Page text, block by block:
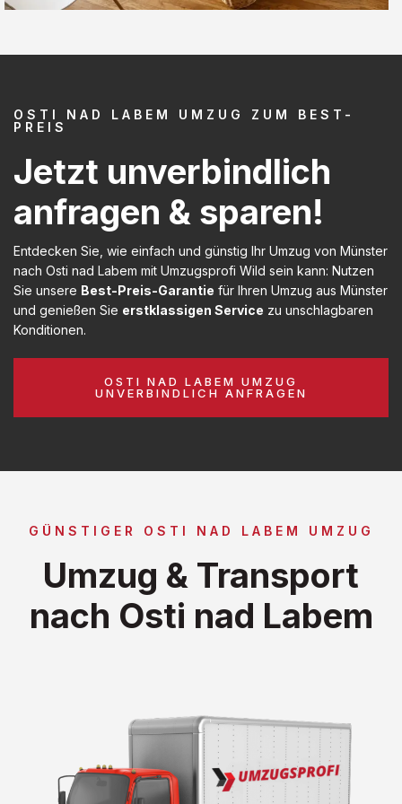
OSTI NAD LABEM UMZUG ZUM BEST-
PREIS
Jetzt unverbindlich
anfragen & sparen!
Entdecken Sie, wie einfach und günstig Ihr Umzug von Münster
nach Osti nad Labem mit Umzugsprofi Wild sein kann: Nutzen
Sie unsere Best-Preis-Garantie für Ihren Umzug aus Münster
und genießen Sie erstklassigen Service zu unschlagbaren
Konditionen.
OSTI NAD LABEM UMZUG
UNVERBINDLICH ANFRAGEN
GÜNSTIGER OSTI NAD LABEM UMZUG
Umzug & Transport
nach Osti nad Labem